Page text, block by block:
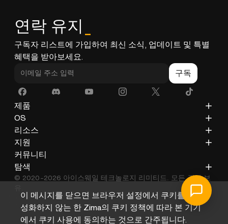
이 메시지를 닫으면 브라우저 설정에서 쿠키를 비활
성화하지 않는 한 Zima의 쿠키 정책에 따라 본 기기
에서 쿠키 사용에 동의하는 것으로 간주됩니다.
연락 유지
구독자 리스트에 가입하여 최신 소식, 업데이트 및 특별
혜택을 받아보세요.
구독
제품
ZimaCube
ZimaBoard 2
ZimaBoard
ZimaBlade
액세서리
OS
ZimaOS
CasaOS
리소스
블로그
문서
갤러리
지원
개인정보 처리방침
환불 정책
배송 정책
서비스 이용약관
도움말 센터
커뮤니티
탐색
회사 소개
유통사
제휴사
© 2020-2026 아이스웨일 테크놀로지 리미티드. 모든 권리 보